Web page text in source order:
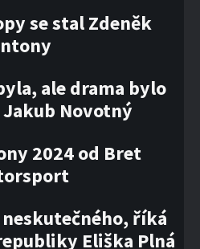
se stal Zdeněk
ale drama bylo
Novotný
2024 od Bret
neskutečného, říká
Eliška Plná